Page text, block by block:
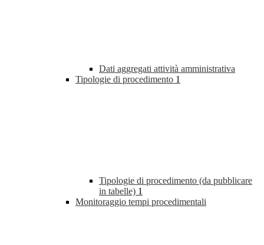
Dati aggregati attività amministrativa
Tipologie di procedimento 1
Tipologie di procedimento (da pubblicare
in tabelle) 1
Monitoraggio tempi procedimentali